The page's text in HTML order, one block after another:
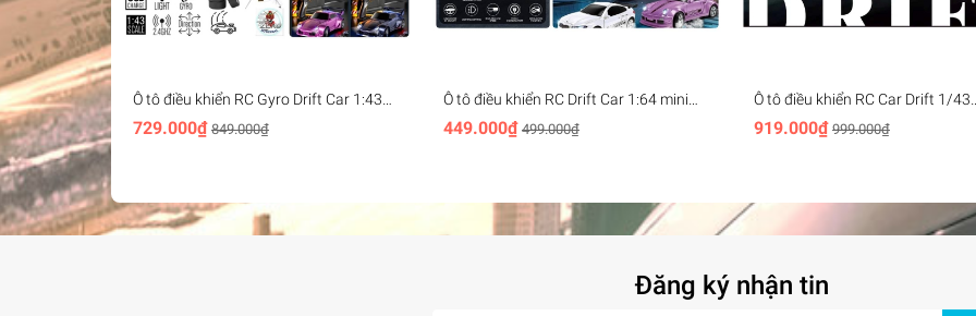
Ô tô điều khiển RC Gyro Drift Car 1:43
mini racing 2.4G 4WD - Break The Dawn
(BRRRRT)
729.000₫ 849.000₫
Ô tô điều khiển RC Drift Car 1:64 mini
racing 2.4G 4WD - FAYEE Model
449.000₫ 499.000₫
Ô tô điều khiển RC Car Drift 1/43
Chassis model mini racing 2.4G
remote controld JIABAILE
919.000₫ 999.000₫
Đăng ký nhận tin